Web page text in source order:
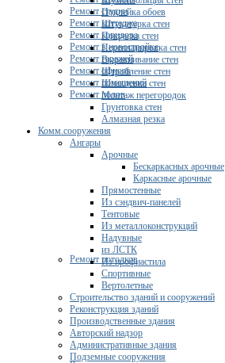
Ремонт студии
Ремонт коттеджа
Ремонт коридора
Ремонт в новостройке
Ремонт гаражей
Ремонт офисов
Ремонт помещений
Ремонт полов
Ремонт потолков
Поклейка обоев
Штукатурка стен
Покраска стен
Перепланировка стен
Выравнивание стен
Штробление стен
Шпаклевка стен
Монтаж перегородок
Грунтовка стен
Алмазная резка
Комм.сооружения
Ангары
Арочные
Бескаркасных арочные
Каркасные арочные
Прямостенные
Из сэндвич-панелей
Тентовые
Из металлоконструкций
Надувные
из ЛСТК
Из профнастила
Спортивные
Вертолетные
Строительство зданий и сооружений
Реконструкция зданий
Производственные здания
Авторский надзор
Административные здания
Подземные сооружения